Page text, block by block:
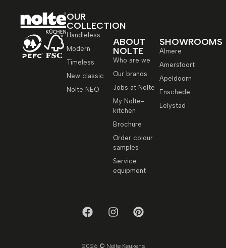
OUR
COLLECTION
Handleless
Modern
Timeless
New classic
Nolte NEO
ABOUT
NOLTE
Who are we
Our brands
Jobs at Nolte
My Nolte-
kitchen
Brochure
Order colour
samples
Service
equipment
SHOWROOMS
Almere
Amersfoort
Apeldoorn
Enschede
Lelystad
2026 © Nolte Keukens